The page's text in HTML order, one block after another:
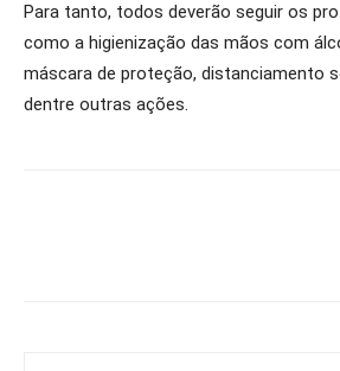
Para tanto, todos deverão seguir os
como a higienização das mãos com
máscara de proteção, distanciamento
dentre outras ações.